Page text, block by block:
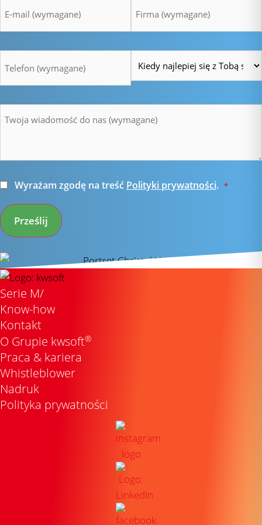
mail
*
ZgodaWyrażam zgodę na treść Polityki prywatności. *
Prześlij
Serie M/
Know-how
Kontakt
O Grupie kwsoft®
Praca & kariera
Whistleblower
Nadruk
Polityka prywatności